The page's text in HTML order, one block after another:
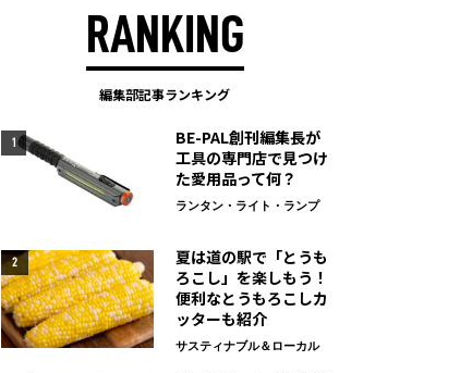
RANKING
編集部記事ランキング
1
BE-PAL創刊編集長が
工具の専門店で見つけ
た愛用品って何？
ランタン・ライト・ランプ
2
夏は道の駅で「とうも
ろこし」を楽しもう！
便利なとうもろこしカ
ッターも紹介
サスティナブル＆ローカル